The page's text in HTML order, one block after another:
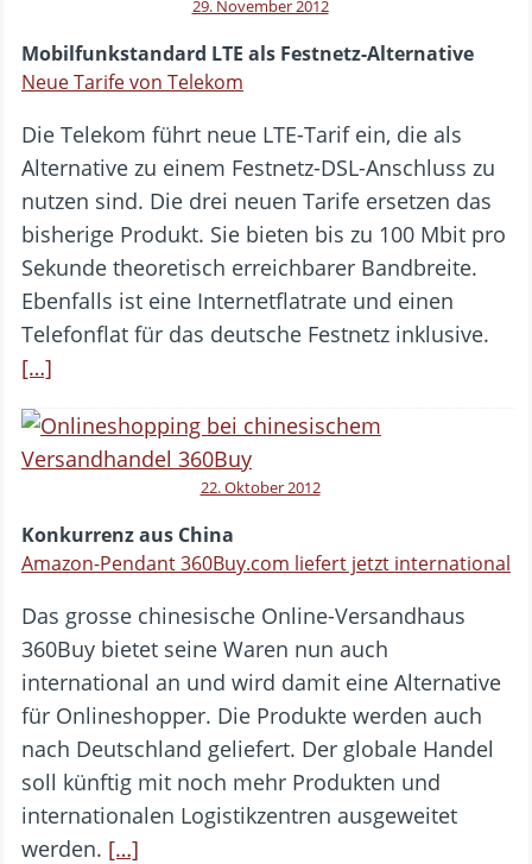
29. November 2012
Mobilfunkstandard LTE als Festnetz-Alternative
Neue Tarife von Telekom
Die Telekom führt neue LTE-Tarif ein, die als
Alternative zu einem Festnetz-DSL-Anschluss zu
nutzen sind. Die drei neuen Tarife ersetzen das
bisherige Produkt. Sie bieten bis zu 100 Mbit pro
Sekunde theoretisch erreichbarer Bandbreite.
Ebenfalls ist eine Internetflatrate und einen
Telefonflat für das deutsche Festnetz inklusive.
[…]
22. Oktober 2012
Konkurrenz aus China
Amazon-Pendant 360Buy.com liefert jetzt international
Das grosse chinesische Online-Versandhaus
360Buy bietet seine Waren nun auch
international an und wird damit eine Alternative
für Onlineshopper. Die Produkte werden auch
nach Deutschland geliefert. Der globale Handel
soll künftig mit noch mehr Produkten und
internationalen Logistikzentren ausgeweitet
werden. […]